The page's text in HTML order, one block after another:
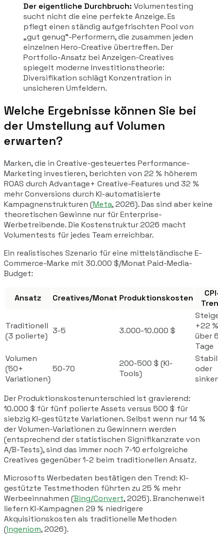
Der eigentliche Durchbruch: Volumentesting
sucht nicht die eine perfekte Anzeige. Es
pflegt einen ständig aufgefrischten Pool von
„gut genug"-Performern, die zusammen jeden
einzelnen Hero-Creative übertreffen. Der
Portfolio-Ansatz bei Anzeigen-Creatives
spiegelt moderne Investitionstheorie:
Diversifikation schlägt Konzentration in
unsicheren Umfeldern.
Welche Ergebnisse können Sie bei
der Umstellung auf Volumen
erwarten?
Marken, die in Creative-gesteuertes Performance-
Marketing investieren, berichten von 22 % höherem
ROAS durch Advantage+ Creative-Features und 32 %
mehr Conversions durch KI-automatisierte
Kampagnenstrukturen (Meta, 2026). Das sind aber keine
theoretischen Gewinne nur für Enterprise-
Werbetreibende. Die Kostenstruktur 2026 macht
Volumentests für jedes Team erreichbar.
Ein realistisches Szenario für eine mittelständische E-
Commerce-Marke mit 30.000 $/Monat Paid-Media-
Budget:
Ansatz Creatives/Monat Produktionskosten
Traditionell
(3 polierte)
3-5 3.000-10.000 $
+22 %
über
Tage
Volumen
(50+
Variationen)
50-70
200-500 $ (KI-
Tools)
Stabil
oder
Der Produktionskostenunterschied ist gravierend:
10.000 $ für fünf polierte Assets versus 500 $ für
siebzig KI-gestützte Variationen. Selbst wenn nur 14 %
der Volumen-Variationen zu Gewinnern werden
(entsprechend der statistischen Signifikanzrate von
A/B-Tests), sind das immer noch 7-10 erfolgreiche
Creatives gegenüber 1-2 beim traditionellen Ansatz.
Microsofts Werbedaten bestätigen den Trend: KI-
gestützte Testmethoden führten zu 25 % mehr
Werbeeinnahmen (Bing/Convert, 2025). Branchenweit
liefern KI-Kampagnen 29 % niedrigere
Akquisitionskosten als traditionelle Methoden
(Ingeniom, 2026).